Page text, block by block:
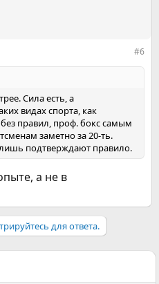
#6
Сила есть, а
видах спорта, как
правил, проф. бокс самым
заметно за 20-ть.
подтверждают правило.
а не в
для ответа.